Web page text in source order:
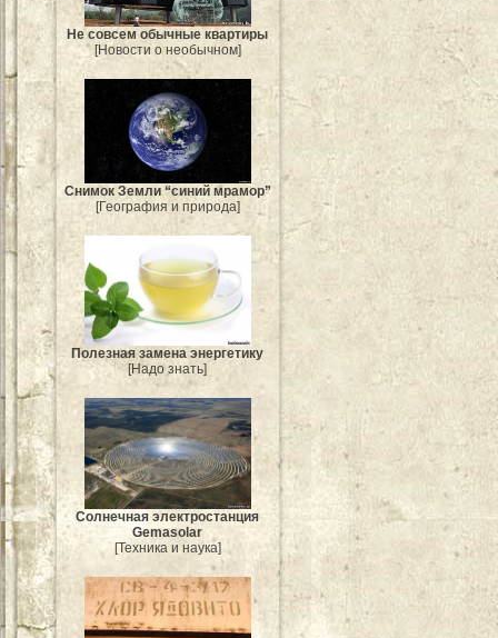
Не совсем обычные квартиры
[Новости о необычном]
Снимок Земли “синий мрамор”
[География и природа]
Полезная замена энергетику
[Надо знать]
Солнечная электростанция
Gemasolar
[Техника и наука]